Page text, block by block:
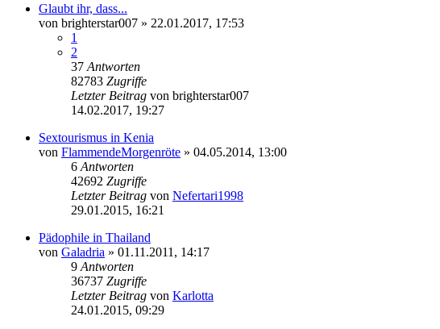
Glaubt ihr, dass...
von brighterstar007 » 22.01.2017, 17:53
1
2
37 Antworten
82783 Zugriffe
Letzter Beitrag von brighterstar007
14.02.2017, 19:27
Sextourismus in Kenia
von FlammendeMorgenröte » 04.05.2014, 13:00
6 Antworten
42692 Zugriffe
Letzter Beitrag von Nefertari1998
29.01.2015, 16:21
Pädophile in Thailand
von Galadria » 01.11.2011, 14:17
9 Antworten
36737 Zugriffe
Letzter Beitrag von Karlotta
24.01.2015, 09:29